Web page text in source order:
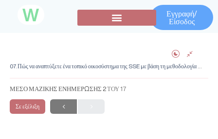
W
Εγγραφή/
Είσοδος
ΜΕΣΟ ΜΑΖΙΚΗΣ ΕΝΗΜΕΡΩΣΗΣ 2ΤΟΥ 17
Σε εξέλιξη